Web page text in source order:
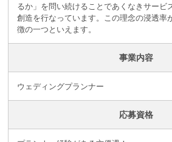
るか」を問い続けることであくなきサービ
創造を行なっています。この理念の浸透率
徴の一つといえます。
事業内容
ウェディングプランナー
応募資格